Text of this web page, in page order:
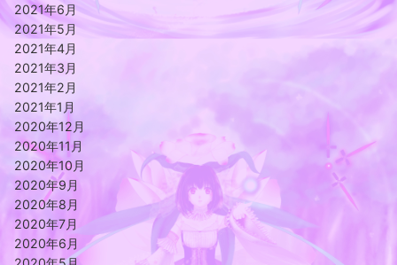
2021年6月
2021年5月
2021年4月
2021年3月
2021年2月
2021年1月
2020年12月
2020年11月
2020年10月
2020年9月
2020年8月
2020年7月
2020年6月